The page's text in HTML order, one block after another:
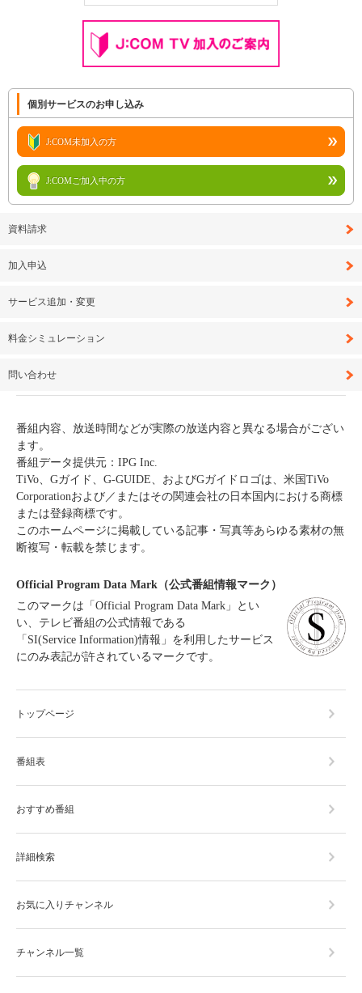
個別サービスのお申し込み
J:COM未加入の方
J:COMご加入中の方
資料請求
加入申込
サービス追加・変更
料金シミュレーション
問い合わせ
番組内容、放送時間などが実際の放送内容と異なる場合がござい
ます。
番組データ提供元：IPG Inc.
TiVo、Gガイド、G-GUIDE、およびGガイドロゴは、米国TiVo
Corporationおよび／またはその関連会社の日本国内における商標
または登録商標です。
このホームページに掲載している記事・写真等あらゆる素材の無
断複写・転載を禁じます。
Official Program Data Mark（公式番組情報マーク）
このマークは「Official Program Data Mark」とい
い、テレビ番組の公式情報である
「SI(Service Information)情報」を利用したサービス
にのみ表記が許されているマークです。
トップページ
番組表
おすすめ番組
詳細検索
お気に入りチャンネル
チャンネル一覧